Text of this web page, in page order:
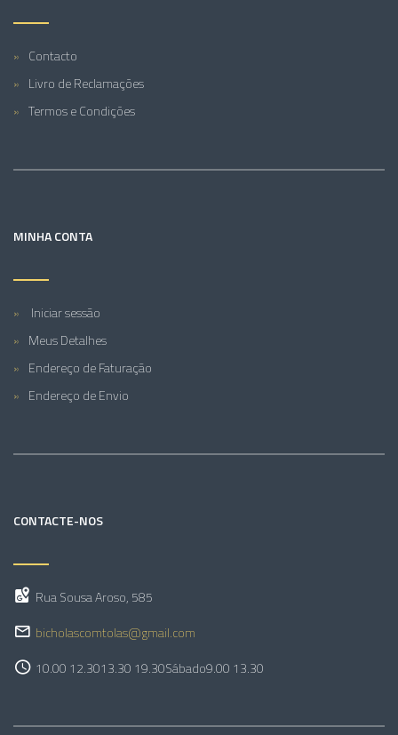
Contacto
Livro de Reclamações
Termos e Condições
MINHA CONTA
Iniciar sessão
Meus Detalhes
Endereço de Faturação
Endereço de Envio
CONTACTE-NOS
Rua Sousa Aroso, 585
bicholascomtolas@gmail.com
10.00 12.3013.30 19.30Sábado9.00 13.30